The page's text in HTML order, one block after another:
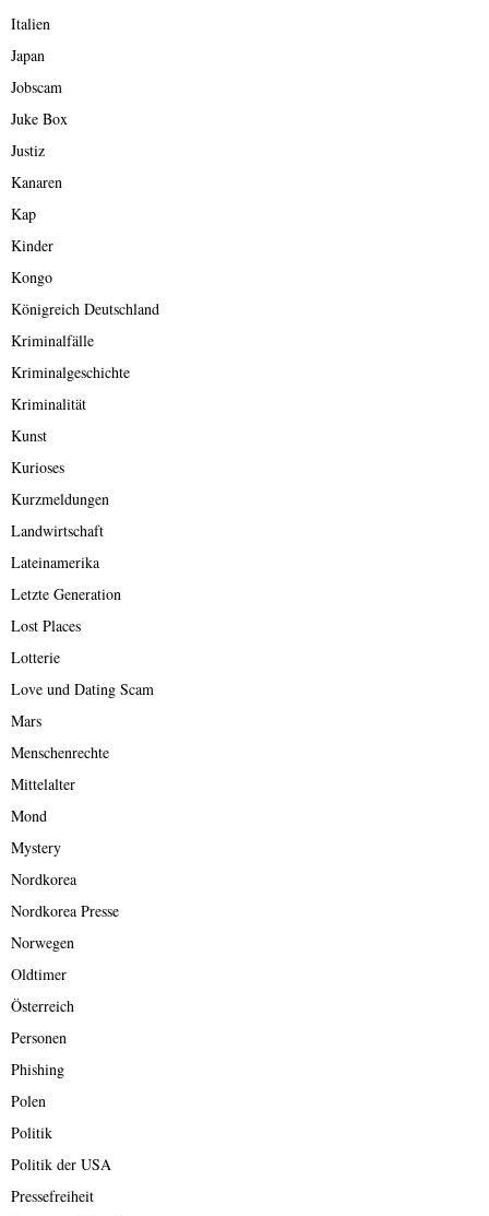
Italien
Japan
Jobscam
Juke Box
Justiz
Kanaren
Kap
Kinder
Kongo
Königreich Deutschland
Kriminalfälle
Kriminalgeschichte
Kriminalität
Kunst
Kurioses
Kurzmeldungen
Landwirtschaft
Lateinamerika
Letzte Generation
Lost Places
Lotterie
Love und Dating Scam
Mars
Menschenrechte
Mittelalter
Mond
Mystery
Nordkorea
Nordkorea Presse
Norwegen
Oldtimer
Österreich
Personen
Phishing
Polen
Politik
Politik der USA
Pressefreiheit